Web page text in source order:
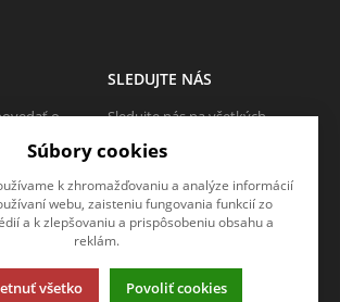
o
SPRÁVU
SLEDUJTE NÁS
Sledujte nás na všetkých
neunikne!
súbory cookies. Kliknite pre viac informácií.
Súbory cookies
k zhromažďovaniu a analýze informácií
webu, zaisteniu fungovania funkcií zo
a k zlepšovaniu a prispôsobeniu obsahu a
reklám.
všetko Povoliť cookies